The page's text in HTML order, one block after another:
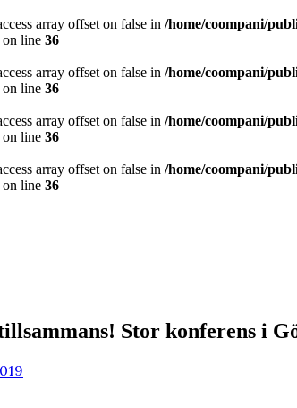
array offset on false in /home/coompani/
on line 36
array offset on false in /home/coompani/
on line 36
array offset on false in /home/coompani/
on line 36
array offset on false in /home/coompani/
on line 36
Stor konferens i